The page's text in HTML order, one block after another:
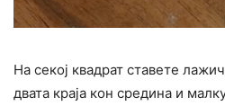
На секој квадрат ставете
двата краја кон средина и